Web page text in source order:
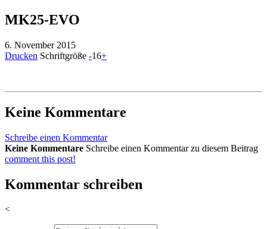
MK25-EVO
6. November 2015
Drucken Schriftgröße -16+
Keine Kommentare
Schreibe einen Kommentar
Keine Kommentare Schreibe einen Kommentar zu diesem Beitrag
comment this post!
Kommentar schreiben
<